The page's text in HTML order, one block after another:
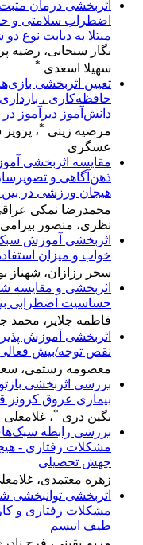
اثربخشی درمان
اضطراب سلامتی و
مبتلا به دیابت نوع
نگار سبحانی، رضیه
سهیلا اسعدی *
تعیین اثربخشی
حافظه‌کاری ،
دانش‌آموز دیرآموز در
مرضیه زینی * ،
عسگری
مقایسه اثربخشی
ذهن‌آگاهی و
هیجان ورزشی در
محمدرضا نمکی
نظری، منصور بیرامی
اثربخشی آموزش
خواب و میزان
سحر رزازان، شهناز
اثربخشی و مقایسه
حساسیت اضطرابی
فاطمه جلایر، محمد
اثربخشی آموزش
نقص توجه/بیش فعالی
معصومه رستمی، سعید
بررسی اثربخشی
بیماری عروق کرونر
نگین دری *،
بررسی رابطه
مشکلات رفتاری -
جهش تحصیلی
زهره معتمدی،
اثربخشی توانبخشی
مشکلات رفتاری و
طیف اتیسم